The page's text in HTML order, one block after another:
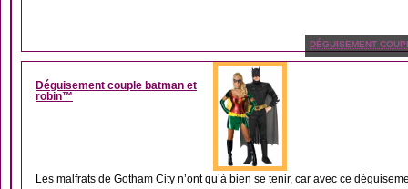
DÉGUISEMENT
Déguisement couple batman et
robin™
Les malfrats de Gotham City n’ont qu’à bien se tenir, car avec ce